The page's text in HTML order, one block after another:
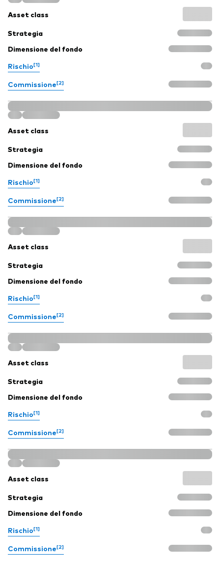
Asset class
Strategia
Dimensione del fondo
Rischio[1]
Commissione[2]
Asset class
Strategia
Dimensione del fondo
Rischio[1]
Commissione[2]
Asset class
Strategia
Dimensione del fondo
Rischio[1]
Commissione[2]
Asset class
Strategia
Dimensione del fondo
Rischio[1]
Commissione[2]
Asset class
Strategia
Dimensione del fondo
Rischio[1]
Commissione[2]